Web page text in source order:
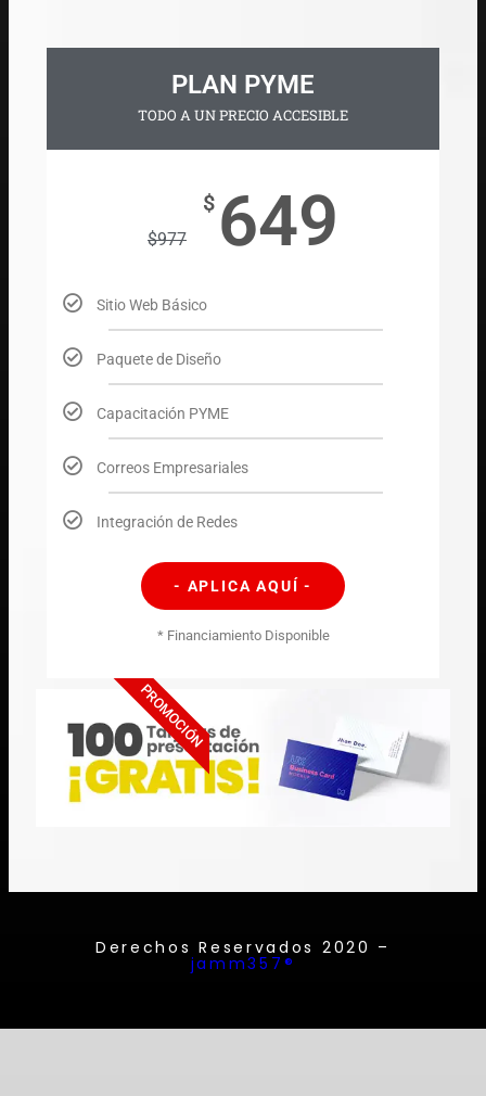
PLAN PYME
TODO A UN PRECIO ACCESIBLE
$977
$ 649
Sitio Web Básico
Paquete de Diseño
Capacitación PYME
Correos Empresariales
Integración de Redes
- APLICA AQUÍ -
* Financiamiento Disponible
PROMOCIÓN
Derechos Reservados 2020 –
jamm357®